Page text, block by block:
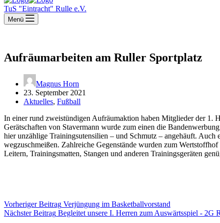
TuS "Eintracht" Rulle e.V.
Menü
Aufräumarbeiten am Ruller Sportplatz
Magnus Horn
23. September 2021
Aktuelles, Fußball
In einer rund zweistündigen Aufräumaktion haben Mitglieder der 1.
Gerätschaften von Stavermann wurde zum einen die
hier unzählige Trainingsutensilien – und Schmutz – angehäuft.
wegzuschmeißen. Zahlreiche Gegenstände wurden zum
Leitern, Trainingsmatten, Stangen und anderen Trainingsgeräten
VorherigerBeitrag Verjüngung im Basketballvorstand
NächsterBeitrag Begleitet unsere I. Herren zum Auswärtsspiel - 2G